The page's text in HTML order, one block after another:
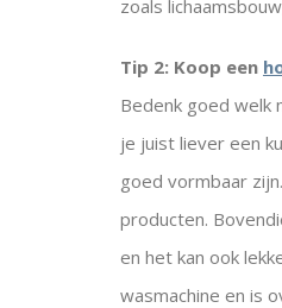
zoals
Tip 2: Koop een
Bedenk goed welk
je juist liever een
goed vormbaar
producten.
en het kan ook
wasmachine en is